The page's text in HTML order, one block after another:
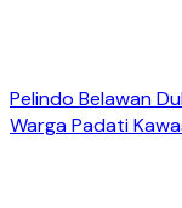
Pelindo Belawan
Warga Padati